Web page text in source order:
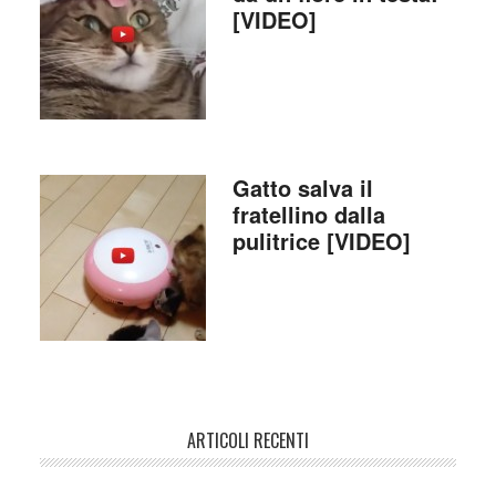
[VIDEO]
Gatto salva il
fratellino dalla
pulitrice [VIDEO]
ARTICOLI RECENTI